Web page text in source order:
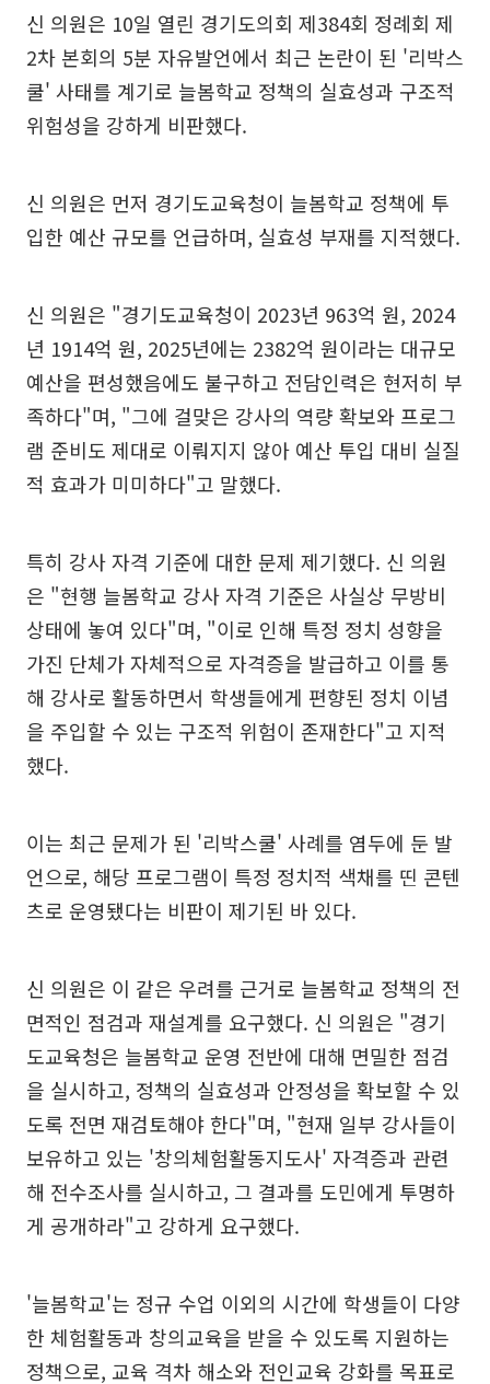
신 의원은 10일 열린 경기도의회 제384회 정례회 제
2차 본회의 5분 자유발언에서 최근 논란이 된 '리박스
쿨' 사태를 계기로 늘봄학교 정책의 실효성과 구조적
위험성을 강하게 비판했다.
신 의원은 먼저 경기도교육청이 늘봄학교 정책에 투
입한 예산 규모를 언급하며, 실효성 부재를 지적했다.
신 의원은 "경기도교육청이 2023년 963억 원, 2024
년 1914억 원, 2025년에는 2382억 원이라는 대규모
예산을 편성했음에도 불구하고 전담인력은 현저히 부
족하다"며, "그에 걸맞은 강사의 역량 확보와 프로그
램 준비도 제대로 이뤄지지 않아 예산 투입 대비 실질
적 효과가 미미하다"고 말했다.
특히 강사 자격 기준에 대한 문제 제기했다. 신 의원
은 "현행 늘봄학교 강사 자격 기준은 사실상 무방비
상태에 놓여 있다"며, "이로 인해 특정 정치 성향을
가진 단체가 자체적으로 자격증을 발급하고 이를 통
해 강사로 활동하면서 학생들에게 편향된 정치 이념
을 주입할 수 있는 구조적 위험이 존재한다"고 지적
했다.
이는 최근 문제가 된 '리박스쿨' 사례를 염두에 둔 발
언으로, 해당 프로그램이 특정 정치적 색채를 띤 콘텐
츠로 운영됐다는 비판이 제기된 바 있다.
신 의원은 이 같은 우려를 근거로 늘봄학교 정책의 전
면적인 점검과 재설계를 요구했다. 신 의원은 "경기
도교육청은 늘봄학교 운영 전반에 대해 면밀한 점검
을 실시하고, 정책의 실효성과 안정성을 확보할 수 있
도록 전면 재검토해야 한다"며, "현재 일부 강사들이
보유하고 있는 '창의체험활동지도사' 자격증과 관련
해 전수조사를 실시하고, 그 결과를 도민에게 투명하
게 공개하라"고 강하게 요구했다.
'늘봄학교'는 정규 수업 이외의 시간에 학생들이 다양
한 체험활동과 창의교육을 받을 수 있도록 지원하는
정책으로, 교육 격차 해소와 전인교육 강화를 목표로